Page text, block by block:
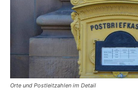
Orte und Postleitzahlen im Detail